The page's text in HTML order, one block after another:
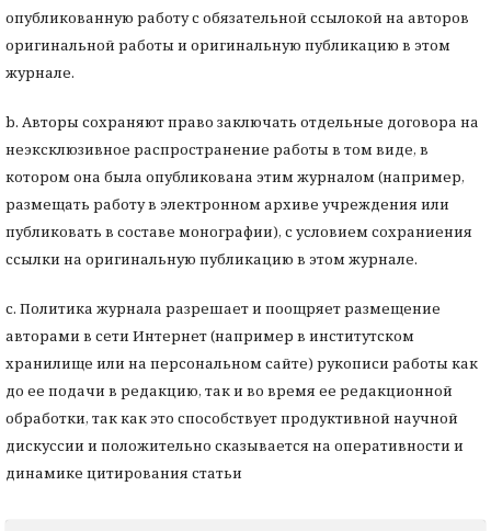
опубликованную работу с обязательной ссылокой на авторов
оригинальной работы и оригинальную публикацию в этом
журнале.
b. Авторы сохраняют право заключать отдельные договора на
неэксклюзивное распространение работы в том виде, в
котором она была опубликована этим журналом (например,
размещать работу в электронном архиве учреждения или
публиковать в составе монографии), с условием сохраниения
ссылки на оригинальную публикацию в этом журнале.
с. Политика журнала разрешает и поощряет размещение
авторами в сети Интернет (например в институтском
хранилище или на персональном сайте) рукописи работы как
до ее подачи в редакцию, так и во время ее редакционной
обработки, так как это способствует продуктивной научной
дискуссии и положительно сказывается на оперативности и
динамике цитирования статьи